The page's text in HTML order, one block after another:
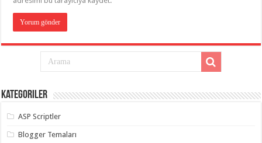
Kategoriler
ASP Scriptler
Blogger Temaları